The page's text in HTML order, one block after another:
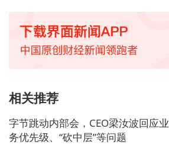
相关推荐
字节跳动内部会，CEO梁汝波回应业
务优先级、“砍中层”等问题